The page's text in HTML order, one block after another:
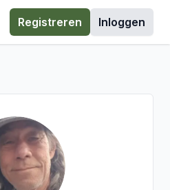
Registreren Inloggen